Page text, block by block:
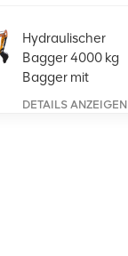
Hydraulischer
Bagger 4000 kg
Bagger mit
Kubota-Motor
DETAILS ANZEIGEN